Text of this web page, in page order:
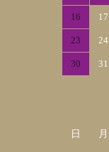
16 17
23 24
30 31
日 月